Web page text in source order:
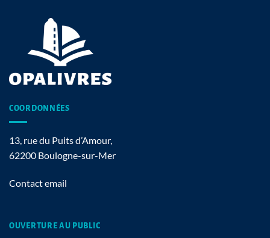
COORDONNÉES
13, rue du Puits d’Amour,
62200 Boulogne-sur-Mer
Contact email
OUVERTURE AU PUBLIC